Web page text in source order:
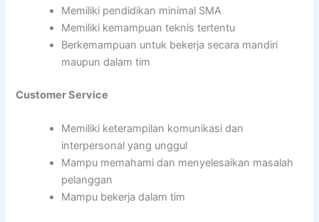
Memiliki pendidikan minimal SMA
Memiliki kemampuan teknis tertentu
Berkemampuan untuk bekerja secara mandiri
maupun dalam tim
Customer Service
Memiliki keterampilan komunikasi dan
interpersonal yang unggul
Mampu memahami dan menyelesaikan masalah
pelanggan
Mampu bekerja dalam tim